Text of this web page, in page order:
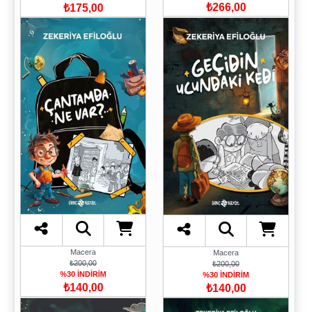
₺175,00 ₺266,00
Macera
₺200,00
%30 İNDİRİM
₺140,00
Macera
₺200,00
%30 İNDİRİM
₺140,00